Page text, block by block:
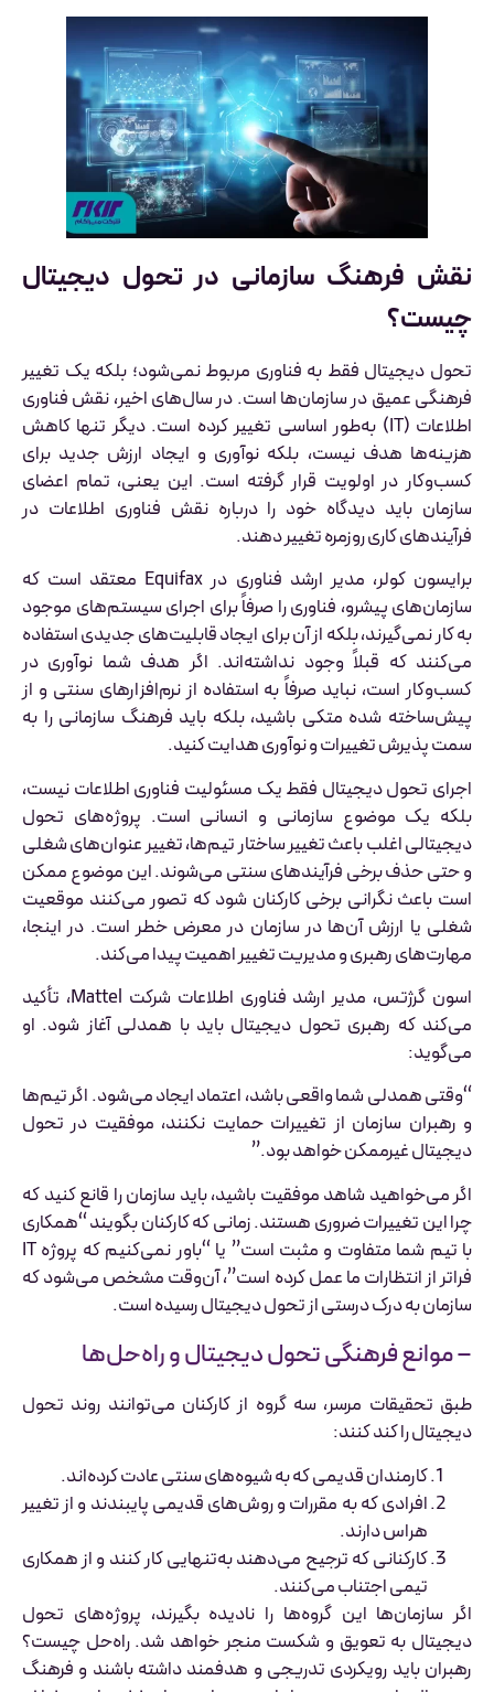
نقش فرهنگ سازمانی در تحول دیجیتال
چیست؟
تحول دیجیتال فقط به فناوری مربوط نمی‌شود؛ بلکه یک تغییر
فرهنگی عمیق در سازمان‌ها است. در سال‌های اخیر، نقش فناوری
اطلاعات (IT) به‌طور اساسی تغییر کرده است. دیگر تنها کاهش
هزینه‌ها هدف نیست، بلکه نوآوری و ایجاد ارزش جدید برای
کسب‌وکار در اولویت قرار گرفته است. این یعنی، تمام اعضای
سازمان باید دیدگاه خود را درباره نقش فناوری اطلاعات در
فرآیندهای کاری روزمره تغییر دهند.
برایسون کولر، مدیر ارشد فناوری در Equifax معتقد است که
سازمان‌های پیشرو، فناوری را صرفاً برای اجرای سیستم‌های موجود
به کار نمی‌گیرند، بلکه از آن برای ایجاد قابلیت‌های جدیدی استفاده
می‌کنند که قبلاً وجود نداشته‌اند. اگر هدف شما نوآوری در
کسب‌وکار است، نباید صرفاً به استفاده از نرم‌افزارهای سنتی و از
پیش‌ساخته شده متکی باشید، بلکه باید فرهنگ سازمانی را به
سمت پذیرش تغییرات و نوآوری هدایت کنید.
اجرای تحول دیجیتال فقط یک مسئولیت فناوری اطلاعات نیست،
بلکه یک موضوع سازمانی و انسانی است. پروژه‌های تحول
دیجیتالی اغلب باعث تغییر ساختار تیم‌ها، تغییر عنوان‌های شغلی
و حتی حذف برخی فرآیندهای سنتی می‌شوند. این موضوع ممکن
است باعث نگرانی برخی کارکنان شود که تصور می‌کنند موقعیت
شغلی یا ارزش آن‌ها در سازمان در معرض خطر است. در اینجا،
مهارت‌های رهبری و مدیریت تغییر اهمیت پیدا می‌کند.
اسون گرژتس، مدیر ارشد فناوری اطلاعات شرکت Mattel، تأکید
می‌کند که رهبری تحول دیجیتال باید با همدلی آغاز شود. او
می‌گوید:
“وقتی همدلی شما واقعی باشد، اعتماد ایجاد می‌شود. اگر تیم‌ها
و رهبران سازمان از تغییرات حمایت نکنند، موفقیت در تحول
دیجیتال غیرممکن خواهد بود.”
اگر می‌خواهید شاهد موفقیت باشید، باید سازمان را قانع کنید که
چرا این تغییرات ضروری هستند. زمانی که کارکنان بگویند “همکاری
با تیم شما متفاوت و مثبت است” یا “باور نمی‌کنیم که پروژه IT
فراتر از انتظارات ما عمل کرده است”، آن‌وقت مشخص می‌شود که
سازمان به درک درستی از تحول دیجیتال رسیده است.
– موانع فرهنگی تحول دیجیتال و راه‌حل‌ها
طبق تحقیقات مرسر، سه گروه از کارکنان می‌توانند روند تحول
دیجیتال را کند کنند:
کارمندان قدیمی که به شیوه‌های سنتی عادت کرده‌اند.
افرادی که به مقررات و روش‌های قدیمی پایبندند و از تغییر
هراس دارند.
کارکنانی که ترجیح می‌دهند به‌تنهایی کار کنند و از همکاری
تیمی اجتناب می‌کنند.
اگر سازمان‌ها این گروه‌ها را نادیده بگیرند، پروژه‌های تحول
دیجیتال به تعویق و شکست منجر خواهد شد. راه‌حل چیست؟
رهبران باید رویکردی تدریجی و هدفمند داشته باشند و فرهنگ